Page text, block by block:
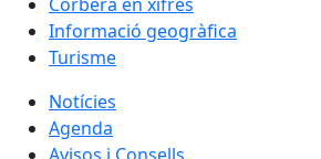
Informació geogràfica
Turisme
Notícies
Agenda